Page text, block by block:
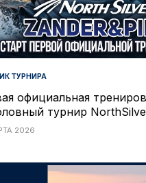
ТУРНИРА
официальная
турнир
2026